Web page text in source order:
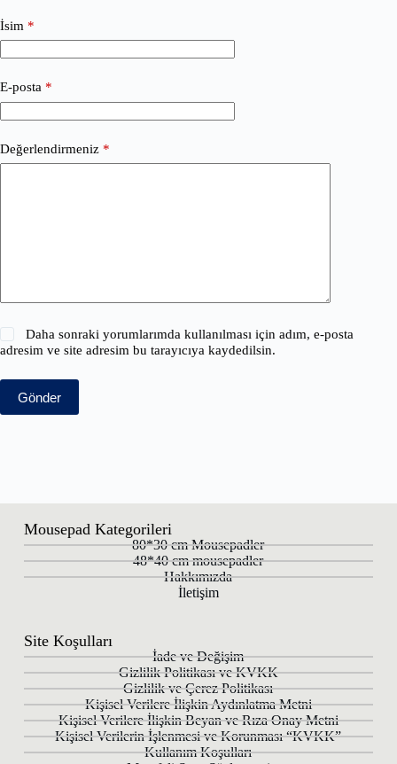
İsim *
E-posta *
Değerlendirmeniz *
Daha sonraki yorumlarımda kullanılması için adım, e-posta
adresim ve site adresim bu tarayıcıya kaydedilsin.
Gönder
Mousepad Kategorileri
80*30 cm Mousepadler
48*40 cm mousepadler
Hakkımızda
İletişim
Site Koşulları
İade ve Değişim
Gizlilik Politikası ve KVKK
Gizlilik ve Çerez Politikası
Kişisel Verilere İlişkin Aydınlatma Metni
Kişisel Verilere İlişkin Beyan ve Rıza Onay Metni
Kişisel Verilerin İşlenmesi ve Korunması “KVKK”
Kullanım Koşulları